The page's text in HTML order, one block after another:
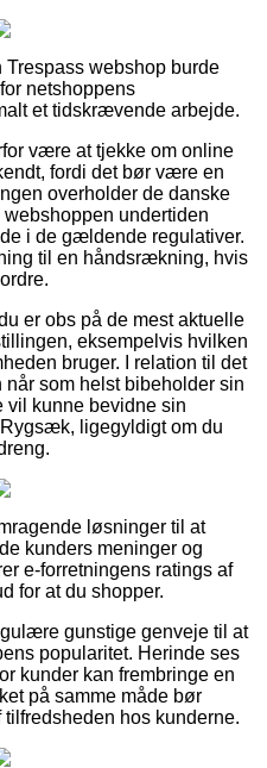
webshop burde
netshoppens
et tidskrævende arbejde.
være at tjekke om online
fordi det bør være en
overholder de danske
undertiden
i de gældende regulativer.
til en håndsrækning, hvis
er obs på de mest aktuelle
eksempelvis hvilken
bruger. I relation til det
som helst bibeholder sin
vil kunne bevidne sin
ligegyldigt om du
løsninger til at
kunders meninger og
e-forretningens ratings af
for at du shopper.
gunstige genveje til at
popularitet. Herinde ses
kunder kan frembringe en
på samme måde bør
hos kunderne.